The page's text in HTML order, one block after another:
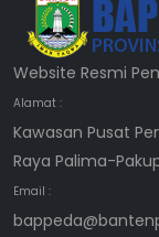
Website Resmi
Alamat :
Kawasan Pusat
Raya Palima-
Email :